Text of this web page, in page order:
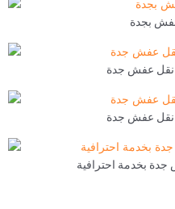
بجدة
عفش جدة
عفش جدة
بخدمة احترافية